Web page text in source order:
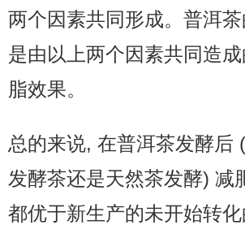
两个因素共同形成。普洱
是由以上两个因素共同造
脂效果。
总的来说, 在普洱茶发酵后
发酵茶还是天然茶发酵) 减
都优于新生产的未开始转